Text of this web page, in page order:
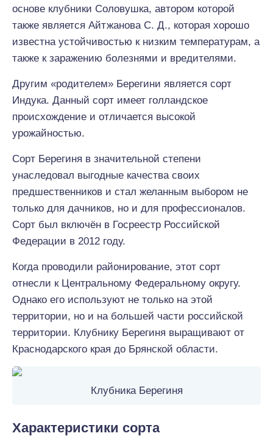
основе клубники Соловушка, автором которой
также является Айтжанова С. Д., которая хорошо
известна устойчивостью к низким температурам, а
также к заражению болезнями и вредителями.
Другим «родителем» Берегини является сорт
Индука. Данный сорт имеет голландское
происхождение и отличается высокой
урожайностью.
Сорт Берегиня в значительной степени
унаследовал выгодные качества своих
предшественников и стал желанным выбором не
только для дачников, но и для профессионалов.
Сорт был включён в Госреестр Российской
Федерации в 2012 году.
Когда проводили районирование, этот сорт
отнесли к Центральному Федеральному округу.
Однако его используют не только на этой
территории, но и на большей части российской
территории. Клубнику Берегиня выращивают от
Краснодарского края до Брянской области.
Клубника Берегиня
Характеристики сорта